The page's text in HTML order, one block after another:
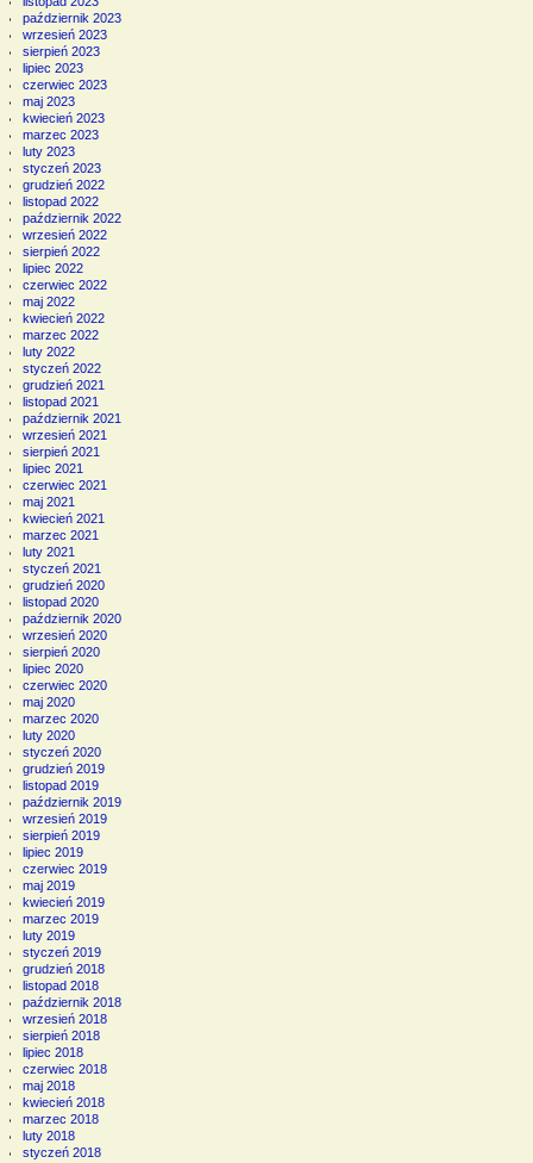
październik 2023
wrzesień 2023
sierpień 2023
lipiec 2023
czerwiec 2023
maj 2023
kwiecień 2023
marzec 2023
luty 2023
styczeń 2023
grudzień 2022
listopad 2022
październik 2022
wrzesień 2022
sierpień 2022
lipiec 2022
czerwiec 2022
maj 2022
kwiecień 2022
marzec 2022
luty 2022
styczeń 2022
grudzień 2021
listopad 2021
październik 2021
wrzesień 2021
sierpień 2021
lipiec 2021
czerwiec 2021
maj 2021
kwiecień 2021
marzec 2021
luty 2021
styczeń 2021
grudzień 2020
listopad 2020
październik 2020
wrzesień 2020
sierpień 2020
lipiec 2020
czerwiec 2020
maj 2020
marzec 2020
luty 2020
styczeń 2020
grudzień 2019
listopad 2019
październik 2019
wrzesień 2019
sierpień 2019
lipiec 2019
czerwiec 2019
maj 2019
kwiecień 2019
marzec 2019
luty 2019
styczeń 2019
grudzień 2018
listopad 2018
październik 2018
wrzesień 2018
sierpień 2018
lipiec 2018
czerwiec 2018
maj 2018
kwiecień 2018
marzec 2018
luty 2018
styczeń 2018